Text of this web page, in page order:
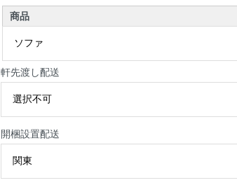
商品
軒先渡し配送
開梱設置配送